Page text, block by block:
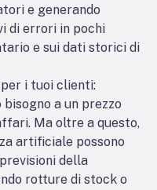
e generando
di errori in pochi
e sui dati storici di
i tuoi clienti:
a un prezzo
Ma oltre a questo,
artificiale possono
della
rotture di stock o